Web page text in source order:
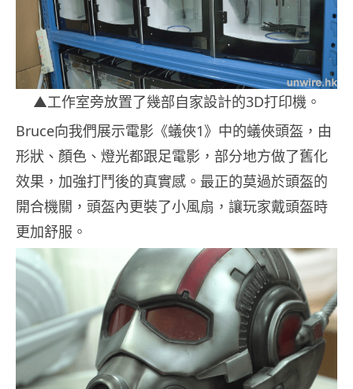
▲工作室旁放置了幾部自家設計的3D打印機。
Bruce向我們展示電影《蟻俠1》中的蟻俠頭盔，由
形狀、顏色、燈光都跟足電影，部分地方做了舊化
效果，加強打鬥後的真實感。最正的莫過於頭盔的
開合機關，頭盔內更裝了小風扇，讓玩家戴頭盔時
更加舒服。